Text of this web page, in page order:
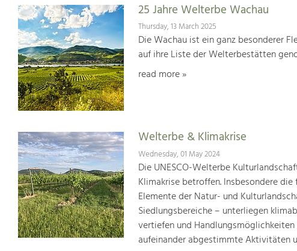
25 Jahre Welterbe Wachau
Thursday, 13 March 2025
Die Wachau ist ein ganz besonderer
auf ihre Liste der Welterbestätten
read more »
Welterbe & Klimakrise
Wednesday, 01 May 2024
Die UNESCO-Welterbe
Klimakrise betroffen. Insbesondere
Elemente der Natur- und
Siedlungsbereiche – unterliegen
vertiefen und
aufeinander abgestimmte Aktivitäten